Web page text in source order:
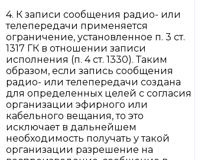
4. К записи сообщения радио- или
телепередачи применяется
ограничение, установленное п. 3 ст.
1317 ГК в отношении записи
исполнения (п. 4 ст. 1330). Таким
образом, если запись сообщения
радио- или телепередачи создана
для определенных целей с согласия
организации эфирного или
кабельного вещания, то это
исключает в дальнейшем
необходимость получать у такой
организации разрешение на